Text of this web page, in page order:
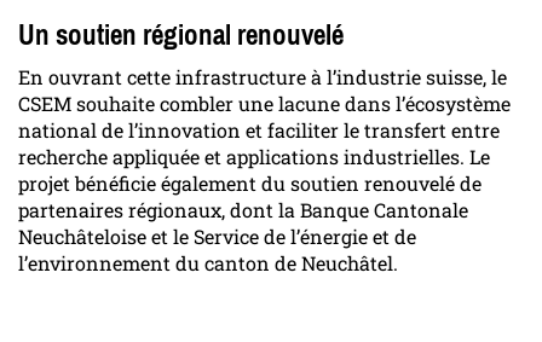
Un soutien régional renouvelé
En ouvrant cette infrastructure à l’industrie suisse, le
CSEM souhaite combler une lacune dans l’écosystème
national de l’innovation et faciliter le transfert entre
recherche appliquée et applications industrielles. Le
projet bénéficie également du soutien renouvelé de
partenaires régionaux, dont la Banque Cantonale
Neuchâteloise et le Service de l’énergie et de
l’environnement du canton de Neuchâtel.